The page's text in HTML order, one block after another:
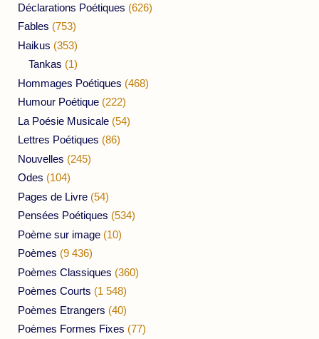
Déclarations Poétiques (626)
Fables (753)
Haikus (353)
Tankas (1)
Hommages Poétiques (468)
Humour Poétique (222)
La Poésie Musicale (54)
Lettres Poétiques (86)
Nouvelles (245)
Odes (104)
Pages de Livre (54)
Pensées Poétiques (534)
Poème sur image (10)
Poèmes (9 436)
Poèmes Classiques (360)
Poèmes Courts (1 548)
Poèmes Etrangers (40)
Poèmes Formes Fixes (77)